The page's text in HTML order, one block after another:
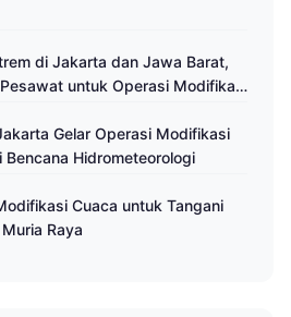
di Jakarta dan Jawa Barat,
Pesawat untuk Operasi Modifikasi
Gelar Operasi Modifikasi
Bencana Hidrometeorologi
Cuaca untuk Tangani
Raya